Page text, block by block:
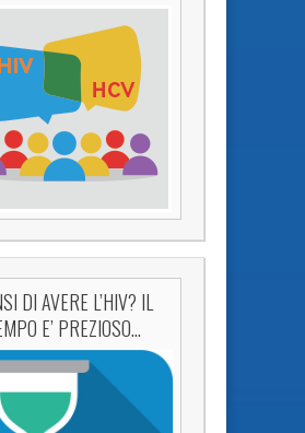
DI AVERE L’HIV? IL
E’ PREZIOSO…